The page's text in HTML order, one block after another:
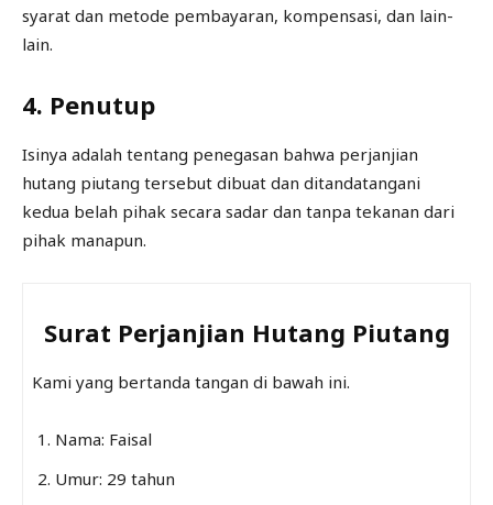
syarat dan metode pembayaran, kompensasi, dan lain-
lain.
4. Penutup
Isinya adalah tentang penegasan bahwa perjanjian
hutang piutang tersebut dibuat dan ditandatangani
kedua belah pihak secara sadar dan tanpa tekanan dari
pihak manapun.
Surat Perjanjian Hutang Piutang
Kami yang bertanda tangan di bawah ini.
Nama: Faisal
Umur: 29 tahun